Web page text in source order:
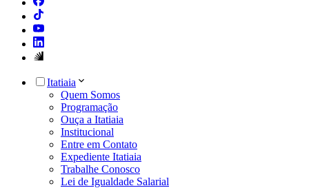
Itatiaia
Quem Somos
Programação
Ouça a Itatiaia
Institucional
Entre em Contato
Expediente Itatiaia
Trabalhe Conosco
Lei de Igualdade Salarial